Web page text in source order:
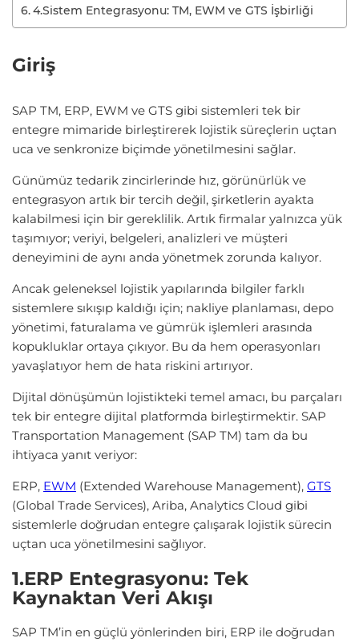
4.Sistem Entegrasyonu: TM, EWM ve GTS İşbirliği
Giriş
SAP TM, ERP, EWM ve GTS gibi sistemleri tek bir
entegre mimaride birleştirerek lojistik süreçlerin uçtan
uca ve senkronize biçimde yönetilmesini sağlar.
Günümüz tedarik zincirlerinde hız, görünürlük ve
entegrasyon artık bir tercih değil, şirketlerin ayakta
kalabilmesi için bir gereklilik. Artık firmalar yalnızca yük
taşımıyor; veriyi, belgeleri, analizleri ve müşteri
deneyimini de aynı anda yönetmek zorunda kalıyor.
Ancak geleneksel lojistik yapılarında bilgiler farklı
sistemlere sıkışıp kaldığı için; nakliye planlaması, depo
yönetimi, faturalama ve gümrük işlemleri arasında
kopukluklar ortaya çıkıyor. Bu da hem operasyonları
yavaşlatıyor hem de hata riskini artırıyor.
Dijital dönüşümün lojistikteki temel amacı, bu parçaları
tek bir entegre dijital platformda birleştirmektir. SAP
Transportation Management (SAP TM) tam da bu
ihtiyaca yanıt veriyor:
ERP, EWM (Extended Warehouse Management), GTS
(Global Trade Services), Ariba, Analytics Cloud gibi
sistemlerle doğrudan entegre çalışarak lojistik sürecin
uçtan uca yönetilmesini sağlıyor.
1.ERP Entegrasyonu: Tek
Kaynaktan Veri Akışı
SAP TM’in en güçlü yönlerinden biri, ERP ile doğrudan